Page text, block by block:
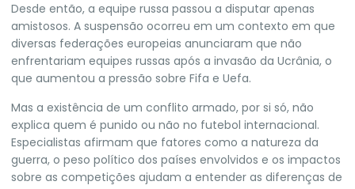
Desde então, a equipe russa passou a disputar apenas
amistosos. A suspensão ocorreu em um contexto em que
diversas federações europeias anunciaram que não
enfrentariam equipes russas após a invasão da Ucrânia, o
que aumentou a pressão sobre Fifa e Uefa.
Mas a existência de um conflito armado, por si só, não
explica quem é punido ou não no futebol internacional.
Especialistas afirmam que fatores como a natureza da
guerra, o peso político dos países envolvidos e os impactos
sobre as competições ajudam a entender as diferenças de